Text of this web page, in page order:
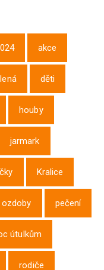
akce
děti
houby
jarmark
Kralice
ozdoby pečení
útulkům
rodiče